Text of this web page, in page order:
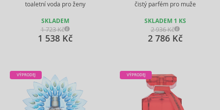
toaletní voda pro ženy
SKLADEM
1 723 Kč
1 538 Kč
čistý parfém pro muže
SKLADEM 1 KS
2 936 Kč
2 786 Kč
VÝPRODEJ VÝPRODEJ